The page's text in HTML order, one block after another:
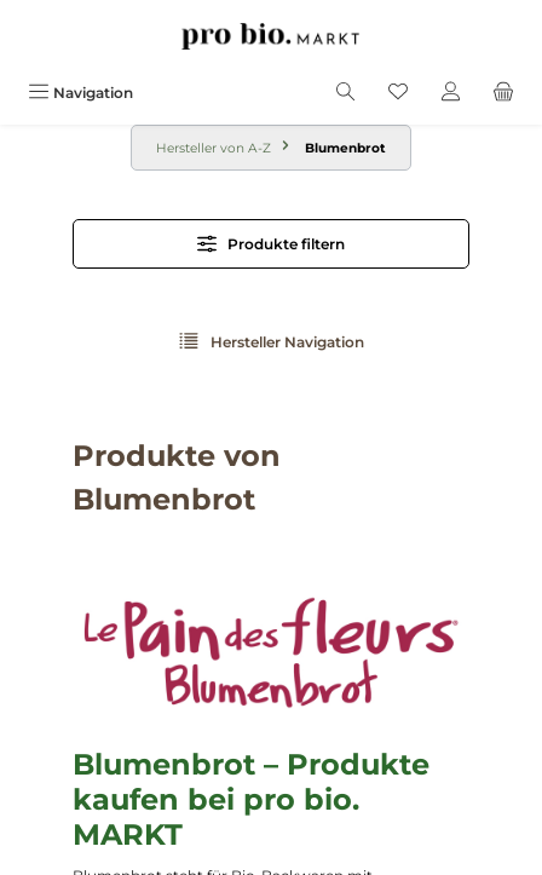
Navigation
Hersteller von A-Z Blumenbrot
Produkte filtern
Hersteller Navigation
Produkte von
Blumenbrot
Blumenbrot – Produkte
kaufen bei pro bio.
MARKT